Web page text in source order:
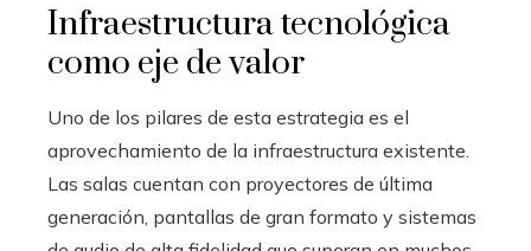
Infraestructura tecnológica
como eje de valor
Uno de los pilares de esta estrategia es el
aprovechamiento de la infraestructura existente.
Las salas cuentan con proyectores de última
generación, pantallas de gran formato y sistemas